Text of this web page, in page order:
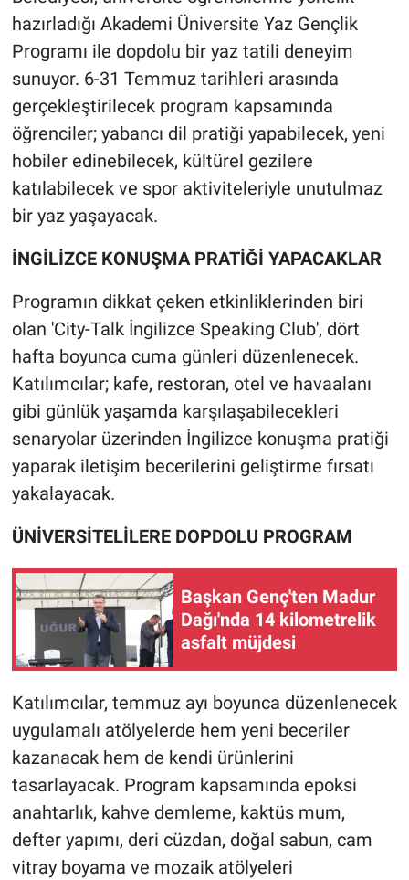
hazırladığı Akademi Üniversite Yaz Gençlik
Programı ile dopdolu bir yaz tatili deneyim
sunuyor. 6-31 Temmuz tarihleri arasında
gerçekleştirilecek program kapsamında
öğrenciler; yabancı dil pratiği yapabilecek, yeni
hobiler edinebilecek, kültürel gezilere
katılabilecek ve spor aktiviteleriyle unutulmaz
bir yaz yaşayacak.
İNGİLİZCE KONUŞMA PRATİĞİ YAPACAKLAR
Programın dikkat çeken etkinliklerinden biri
olan 'City-Talk İngilizce Speaking Club', dört
hafta boyunca cuma günleri düzenlenecek.
Katılımcılar; kafe, restoran, otel ve havaalanı
gibi günlük yaşamda karşılaşabilecekleri
senaryolar üzerinden İngilizce konuşma pratiği
yaparak iletişim becerilerini geliştirme fırsatı
yakalayacak.
ÜNİVERSİTELİLERE DOPDOLU PROGRAM
Başkan Genç'ten Madur
Dağı'nda 14 kilometrelik
asfalt müjdesi
Katılımcılar, temmuz ayı boyunca düzenlenecek
uygulamalı atölyelerde hem yeni beceriler
kazanacak hem de kendi ürünlerini
tasarlayacak. Program kapsamında epoksi
anahtarlık, kahve demleme, kaktüs mum,
defter yapımı, deri cüzdan, doğal sabun, cam
vitray boyama ve mozaik atölyeleri